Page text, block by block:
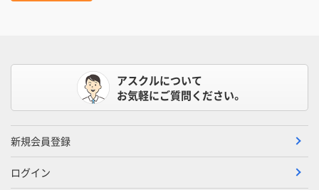
アスクルについて
お気軽にご質問ください。
新規会員登録
ログイン